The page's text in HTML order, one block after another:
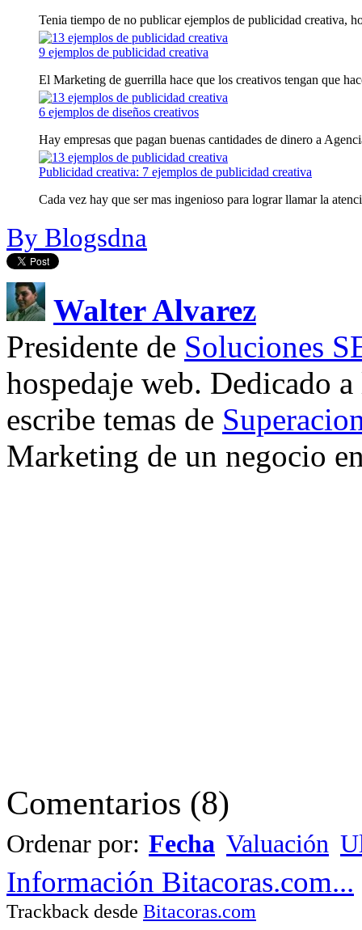
Tenia tiempo de no publicar ejemplos de publicidad creativa,
9 ejemplos de publicidad creativa
El Marketing de guerrilla hace que los creativos tengan que
6 ejemplos de diseños creativos
Hay empresas que pagan buenas cantidades de dinero a
Publicidad creativa: 7 ejemplos de publicidad creativa
Cada vez hay que ser mas ingenioso para lograr llamar la
By Blogsdna
Walter Alvarez
Presidente de Soluciones
hospedaje web. Dedicado
escribe temas de
Marketing de un negocio
Comentarios (8)
Ordenar por: Fecha Valuación
Información Bitacoras.com...
Trackback desde Bitacoras.com